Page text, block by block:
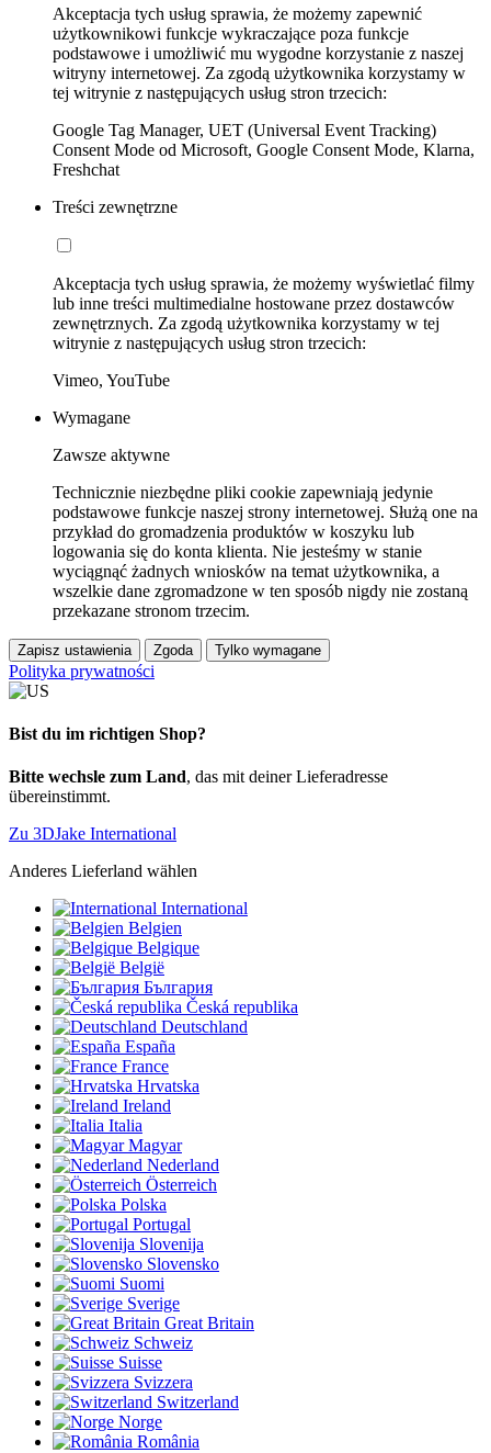
Akceptacja tych usług sprawia, że możemy zapewnić
użytkownikowi funkcje wykraczające poza funkcje
podstawowe i umożliwić mu wygodne korzystanie z naszej
witryny internetowej. Za zgodą użytkownika korzystamy w
tej witrynie z następujących usług stron trzecich:
Google Tag Manager, UET (Universal Event Tracking)
Consent Mode od Microsoft, Google Consent Mode, Klarna,
Freshchat
Treści zewnętrzne
Akceptacja tych usług sprawia, że możemy wyświetlać filmy
lub inne treści multimedialne hostowane przez dostawców
zewnętrznych. Za zgodą użytkownika korzystamy w tej
witrynie z następujących usług stron trzecich:
Vimeo, YouTube
Wymagane
Zawsze aktywne
Technicznie niezbędne pliki cookie zapewniają jedynie
podstawowe funkcje naszej strony internetowej. Służą one na
przykład do gromadzenia produktów w koszyku lub
logowania się do konta klienta. Nie jesteśmy w stanie
wyciągnąć żadnych wniosków na temat użytkownika, a
wszelkie dane zgromadzone w ten sposób nigdy nie zostaną
przekazane stronom trzecim.
Zapisz ustawienia Zgoda Tylko wymagane
Polityka prywatności
Bist du im richtigen Shop?
Bitte wechsle zum Land, das mit deiner Lieferadresse
übereinstimmt.
Zu 3DJake International
Anderes Lieferland wählen
International
Belgien
Belgique
België
България
Česká republika
Deutschland
España
France
Hrvatska
Ireland
Italia
Magyar
Nederland
Österreich
Polska
Portugal
Slovenija
Slovensko
Suomi
Sverige
Great Britain
Schweiz
Suisse
Svizzera
Switzerland
Norge
România